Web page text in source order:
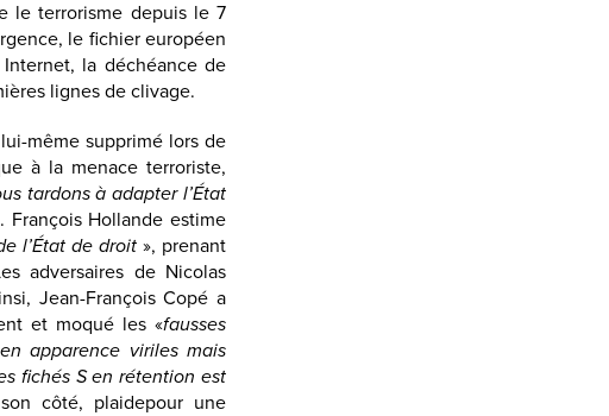
le terrorisme depuis le 7
le fichier européen
la déchéance de
lignes de clivage.
même supprimé lors de
à la menace terroriste,
tardons à adapter l’État
Hollande estime
l’État de droit », prenant
adversaires de Nicolas
Jean-François Copé a
et moqué les «fausses
apparence viriles mais
fichés S en rétention est
côté, plaidepour une